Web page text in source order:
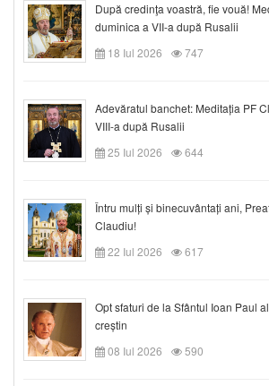
După credinţa voastră, fie vouă!
duminica a VII-a după Rusalii
18 Iul 2026
747
Adevăratul banchet: Meditația PF
VIII-a după Rusalii
25 Iul 2026
644
Întru mulți și binecuvântați ani,
Claudiu!
22 Iul 2026
617
Opt sfaturi de la Sfântul Ioan Paul
creștin
08 Iul 2026
590